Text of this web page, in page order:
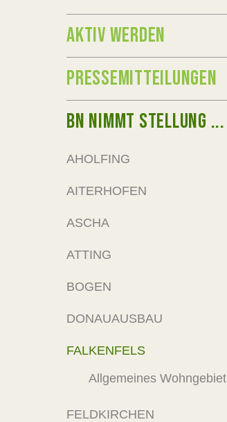
AKTIV WERDEN
PRESSEMITTEILUNGEN
BN NIMMT STELLUNG ...
AHOLFING
AITERHOFEN
ASCHA
ATTING
BOGEN
DONAUAUSBAU
FALKENFELS
Allgemeines Wohngebiet
FELDKIRCHEN